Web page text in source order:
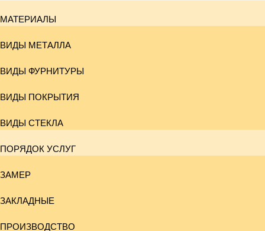
МАТЕРИАЛЫ
ВИДЫ МЕТАЛЛА
ВИДЫ ФУРНИТУРЫ
ВИДЫ ПОКРЫТИЯ
ВИДЫ СТЕКЛА
ПОРЯДОК УСЛУГ
ЗАМЕР
ЗАКЛАДНЫЕ
ПРОИЗВОДСТВО